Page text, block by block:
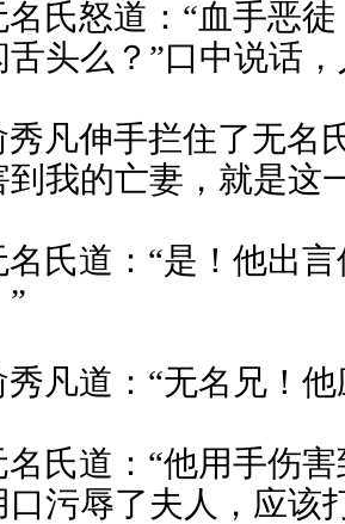
氏怒道：“血手恶
舌头么？”口中说话
凡伸手拦住了无名
到我的亡妻，就是这
氏道：“是！他出
凡道：“无名兄！他
氏道：“他用手伤
口污辱了夫人，应该